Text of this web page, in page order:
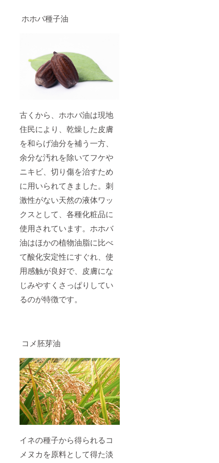
ホホバ種子油
古くから、ホホバ油は現地
住民により、乾燥した皮膚
を和らげ油分を補う一方、
余分な汚れを除いてフケや
ニキビ、切り傷を治すため
に用いられてきました。刺
激性がない天然の液体ワッ
クスとして、各種化粧品に
使用されています。ホホバ
油はほかの植物油脂に比べ
て酸化安定性にすぐれ、使
用感触が良好で、皮膚にな
じみやすくさっぱりしてい
るのが特徴です。
コメ胚芽油
イネの種子から得られるコ
メヌカを原料として得た淡